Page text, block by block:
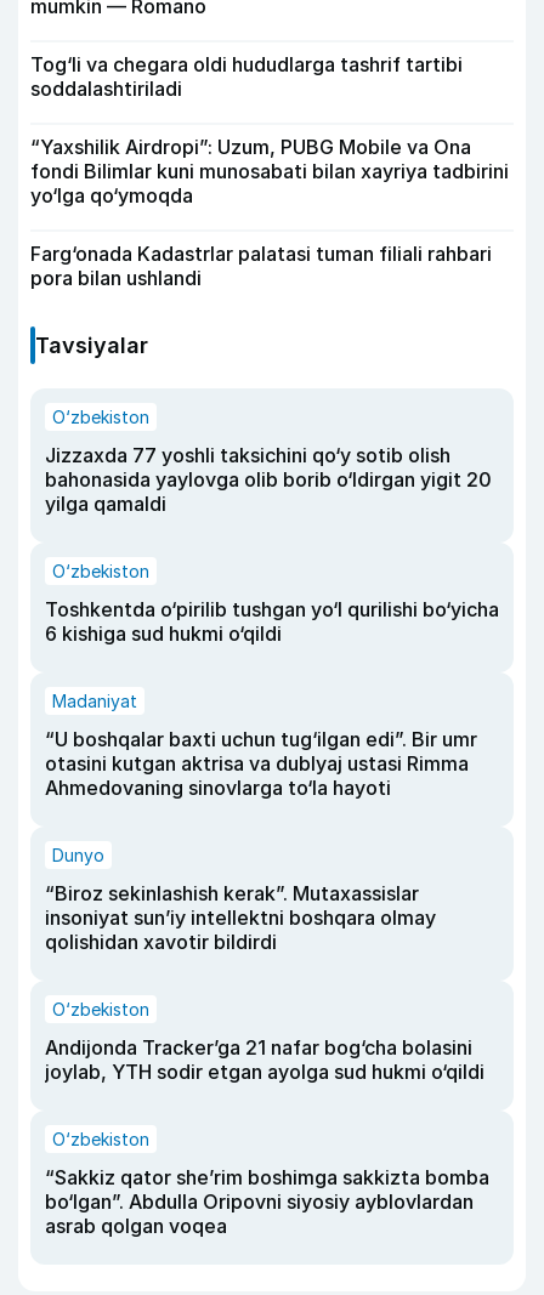
mumkin — Romano
Tog‘li va chegara oldi hududlarga tashrif tartibi
soddalashtiriladi
“Yaxshilik Airdropi”: Uzum, PUBG Mobile va Ona
fondi Bilimlar kuni munosabati bilan xayriya tadbirini
yo‘lga qo‘ymoqda
Farg‘onada Kadastrlar palatasi tuman filiali rahbari
pora bilan ushlandi
Tavsiyalar
O‘zbekiston
Jizzaxda 77 yoshli taksichini qo‘y sotib olish
bahonasida yaylovga olib borib o‘ldirgan yigit 20
yilga qamaldi
O‘zbekiston
Toshkentda o‘pirilib tushgan yo‘l qurilishi bo‘yicha
6 kishiga sud hukmi o‘qildi
Madaniyat
“U boshqalar baxti uchun tug‘ilgan edi”. Bir umr
otasini kutgan aktrisa va dublyaj ustasi Rimma
Ahmedovaning sinovlarga to‘la hayoti
Dunyo
“Biroz sekinlashish kerak”. Mutaxassislar
insoniyat sun’iy intellektni boshqara olmay
qolishidan xavotir bildirdi
O‘zbekiston
Andijonda Tracker’ga 21 nafar bog‘cha bolasini
joylab, YTH sodir etgan ayolga sud hukmi o‘qildi
O‘zbekiston
“Sakkiz qator she’rim boshimga sakkizta bomba
bo‘lgan”. Abdulla Oripovni siyosiy ayblovlardan
asrab qolgan voqea